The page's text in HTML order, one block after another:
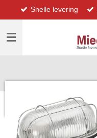
direct
naar
hoofdinhoud
Snelle levering